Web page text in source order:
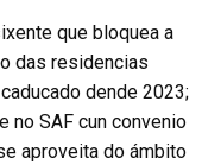
que bloquea a
das residencias
dende 2023;
no SAF cun convenio
aproveita do ámbito